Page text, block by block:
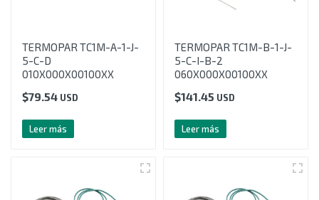
TERMOPAR TC1M-A-1-J-
5-C-D
010X000X00100XX
$79.54 USD
Leer más
TERMOPAR TC1M-B-1-J-
5-C-I-B-2
060X000X00100XX
$141.45 USD
Leer más